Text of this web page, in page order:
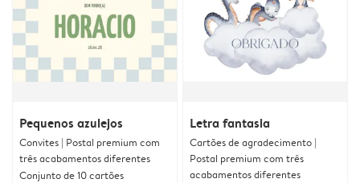
Pequenos azulejos
Convites | Postal premium com
três acabamentos diferentes
Conjunto de 10 cartões
Letra fantasia
Cartões de agradecimento |
Postal premium com três
acabamentos diferentes